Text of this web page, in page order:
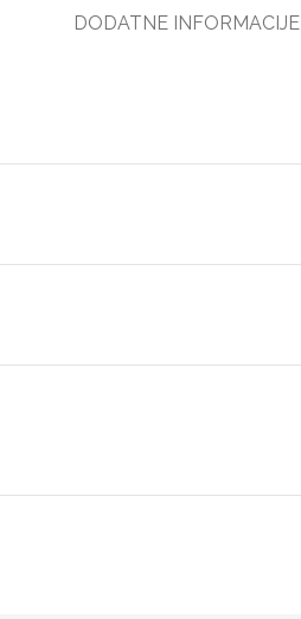
DODATNE INFORMACIJE